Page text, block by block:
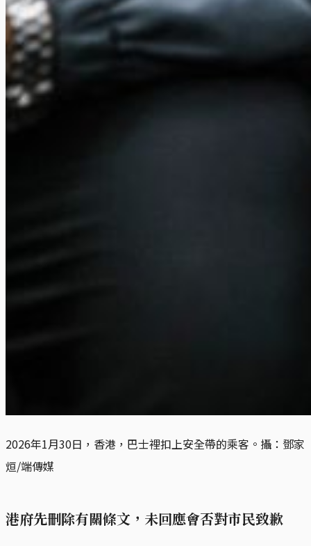
2026年1月30日，香港，巴士裡扣上安全帶的乘客。攝：鄧家
烜/端傳媒
港府先刪除有關條文，未回應會否對市民致歉